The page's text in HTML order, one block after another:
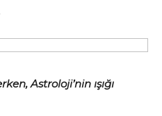
Astroloji’nin ışığı